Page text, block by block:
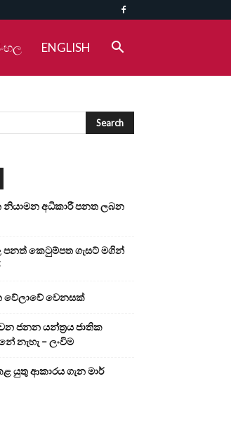
ENGLISH
නියාමන අධිකාරී පනත ලබන
පනත් කෙටුම්පත ගැසට් මගින්
වේලාවේ වෙනසක්
ජනන යන්ත්‍රය ජාතික
නැහැ – ලංවිම
යුතු ආකාරය ගැන මාර්